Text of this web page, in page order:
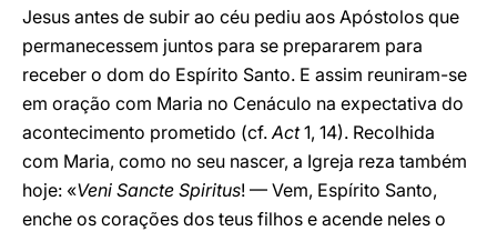
Jesus antes de subir ao céu pediu aos Apóstolos que
permanecessem juntos para se prepararem para
receber o dom do Espírito Santo. E assim reuniram-se
em oração com Maria no Cenáculo na expectativa do
acontecimento prometido (cf.Act1, 14). Recolhida
com Maria, como no seu nascer, a Igreja reza também
hoje: «Veni Sancte Spiritus! — Vem, Espírito Santo,
enche os corações dos teus filhos e acende neles o